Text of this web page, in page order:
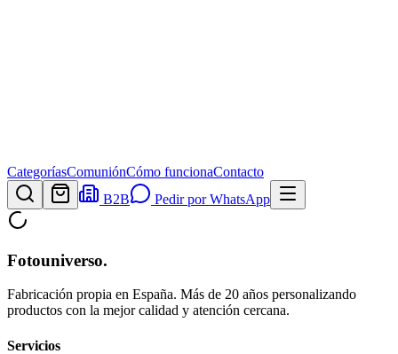
CategoríasComuniónCómo funcionaContacto
B2B
Pedir por WhatsApp
Fotouniverso.
Fabricación propia en España. Más de 20 años personalizando
productos con la mejor calidad y atención cercana.
Servicios